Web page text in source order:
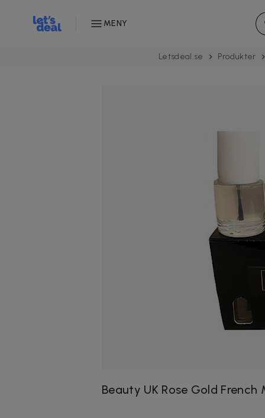
MENY
Letsdeal.se Produkter
Beauty UK Rose Gold French